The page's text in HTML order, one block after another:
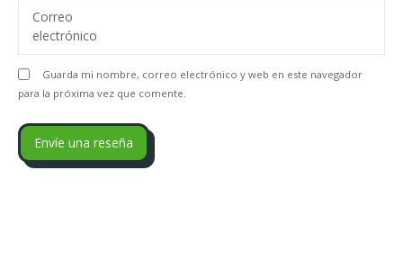
Correo
electrónico
Guarda mi nombre, correo electrónico y web en este navegador
para la próxima vez que comente.